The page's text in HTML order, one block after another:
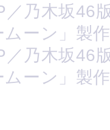
乃木坂46
ーン」製
乃木坂46
ーン」製